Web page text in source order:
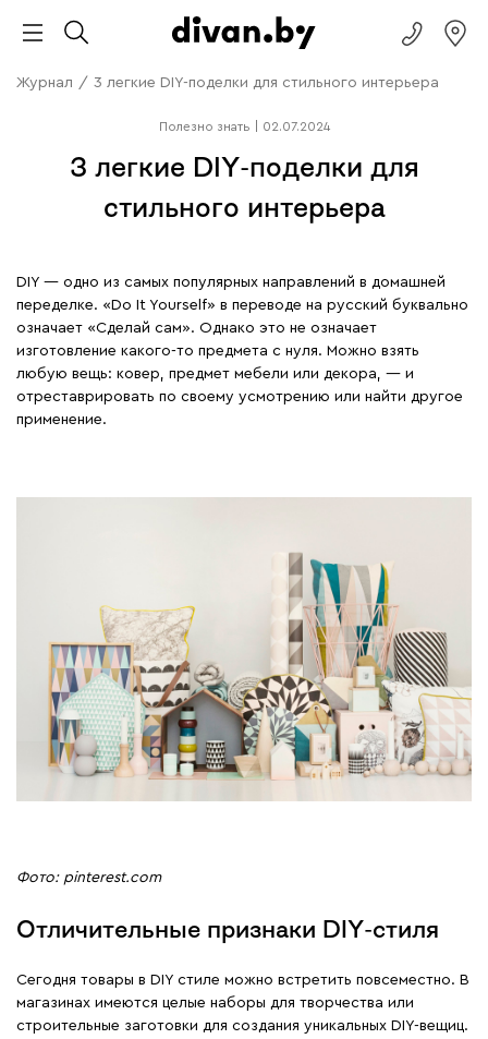
Журнал / 3 легкие DIY-поделки для стильного интерьера
Полезно знать 02.07.2024
3 легкие DIY-поделки для
стильного интерьера
DIY — одно из самых популярных направлений в домашней
переделке. «Do It Yourself» в переводе на русский буквально
означает «Сделай сам». Однако это не означает
изготовление какого-то предмета с нуля. Можно взять
любую вещь: ковер, предмет мебели или декора, — и
отреставрировать по своему усмотрению или найти другое
применение.
Фото: pinterest.com
Отличительные признаки DIY-стиля
Сегодня товары в DIY стиле можно встретить повсеместно. В
магазинах имеются целые наборы для творчества или
строительные заготовки для создания уникальных DIY-вещиц.